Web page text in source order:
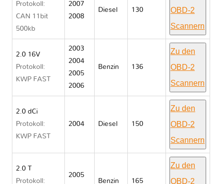
Protokoll:
CAN 11bit
500kb
2007
2008
Diesel 130
OBD-2
Scannern
2.0 16V
Protokoll:
KWP FAST
2003
2004
2005
2006
Benzin 136
Zu den
OBD-2
Scannern
2.0 dCi
Protokoll:
KWP FAST
2004 Diesel 150
Zu den
OBD-2
Scannern
2.0 T
Protokoll:
2005
Benzin
165
Zu den
OBD-2